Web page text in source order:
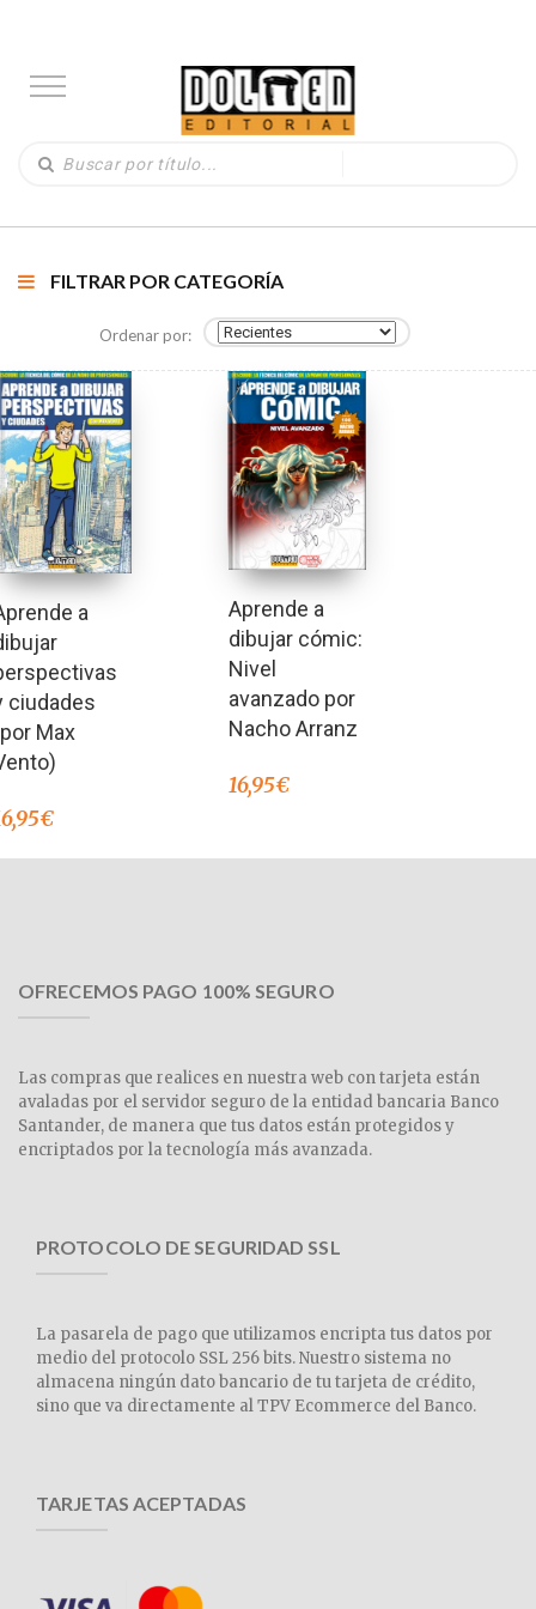
FILTRAR POR CATEGORÍA
Ordenar por:
a
ciudades
Max
€
Aprende a
dibujar cómic:
Nivel
avanzado por
Nacho Arranz
16,95€
OFRECEMOS PAGO 100% SEGURO
Las compras que realices en nuestra web con tarjeta están
avaladas por el servidor seguro de la entidad bancaria Banco
Santander, de manera que tus datos están protegidos y
encriptados por la tecnología más avanzada.
PROTOCOLO DE SEGURIDAD SSL
La pasarela de pago que utilizamos encripta tus datos por
medio del protocolo SSL 256 bits. Nuestro sistema no
almacena ningún dato bancario de tu tarjeta de crédito,
sino que va directamente al TPV Ecommerce del Banco.
TARJETAS ACEPTADAS